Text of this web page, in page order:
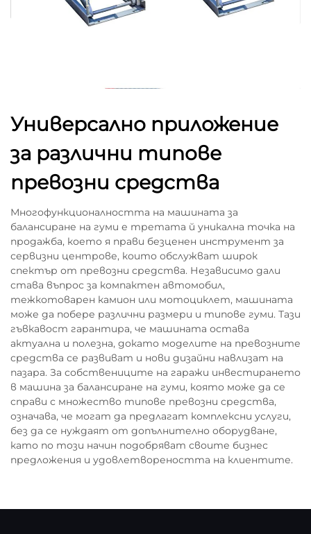
Универсално приложение
за различни типове
превозни средства
Многофункционалността на машината за
балансиране на гуми е третата й уникална точка на
продажба, което я прави безценен инструмент за
сервизни центрове, които обслужват широк
спектър от превозни средства. Независимо дали
става въпрос за компактен автомобил,
тежкотоварен камион или мотоциклет, машината
може да побере различни размери и типове гуми. Тази
гъвкавост гарантира, че машината остава
актуална и полезна, докато моделите на превозните
средства се развиват и нови дизайни навлизат на
пазара. За собствениците на гаражи инвестирането
в машина за балансиране на гуми, която може да се
справи с множество типове превозни средства,
означава, че могат да предлагат комплексни услуги,
без да се нуждаят от допълнително оборудване,
като по този начин подобряват своите бизнес
предложения и удовлетвореността на клиентите.